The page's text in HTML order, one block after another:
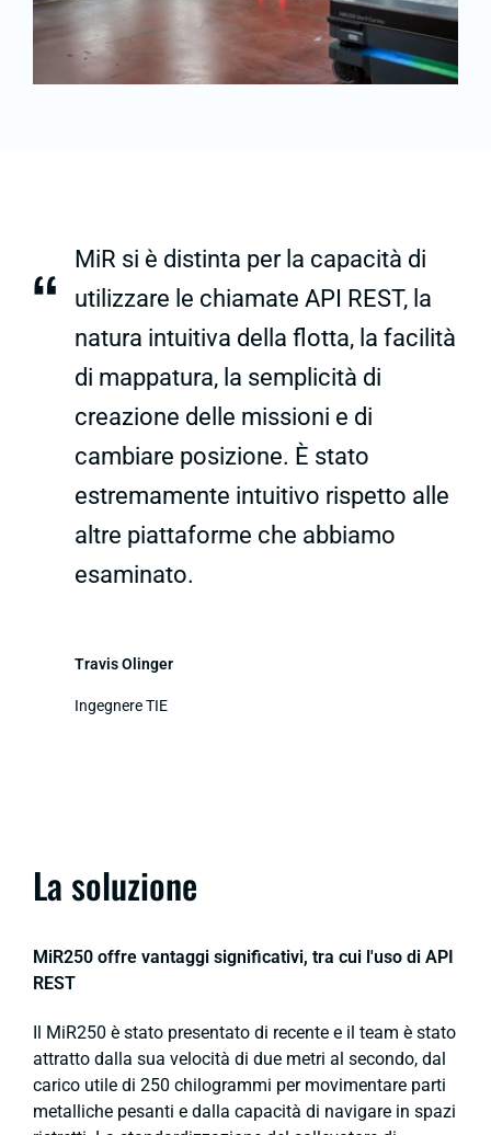
“
MiR si è distinta per la capacità di
utilizzare le chiamate API REST, la
natura intuitiva della flotta, la facilità
di mappatura, la semplicità di
creazione delle missioni e di
cambiare posizione. È stato
estremamente intuitivo rispetto alle
altre piattaforme che abbiamo
esaminato.
Travis Olinger
Ingegnere TIE
La soluzione
MiR250 offre vantaggi significativi, tra cui l'uso di API
REST
Il MiR250 è stato presentato di recente e il team è stato
attratto dalla sua velocità di due metri al secondo, dal
carico utile di 250 chilogrammi per movimentare parti
metalliche pesanti e dalla capacità di navigare in spazi